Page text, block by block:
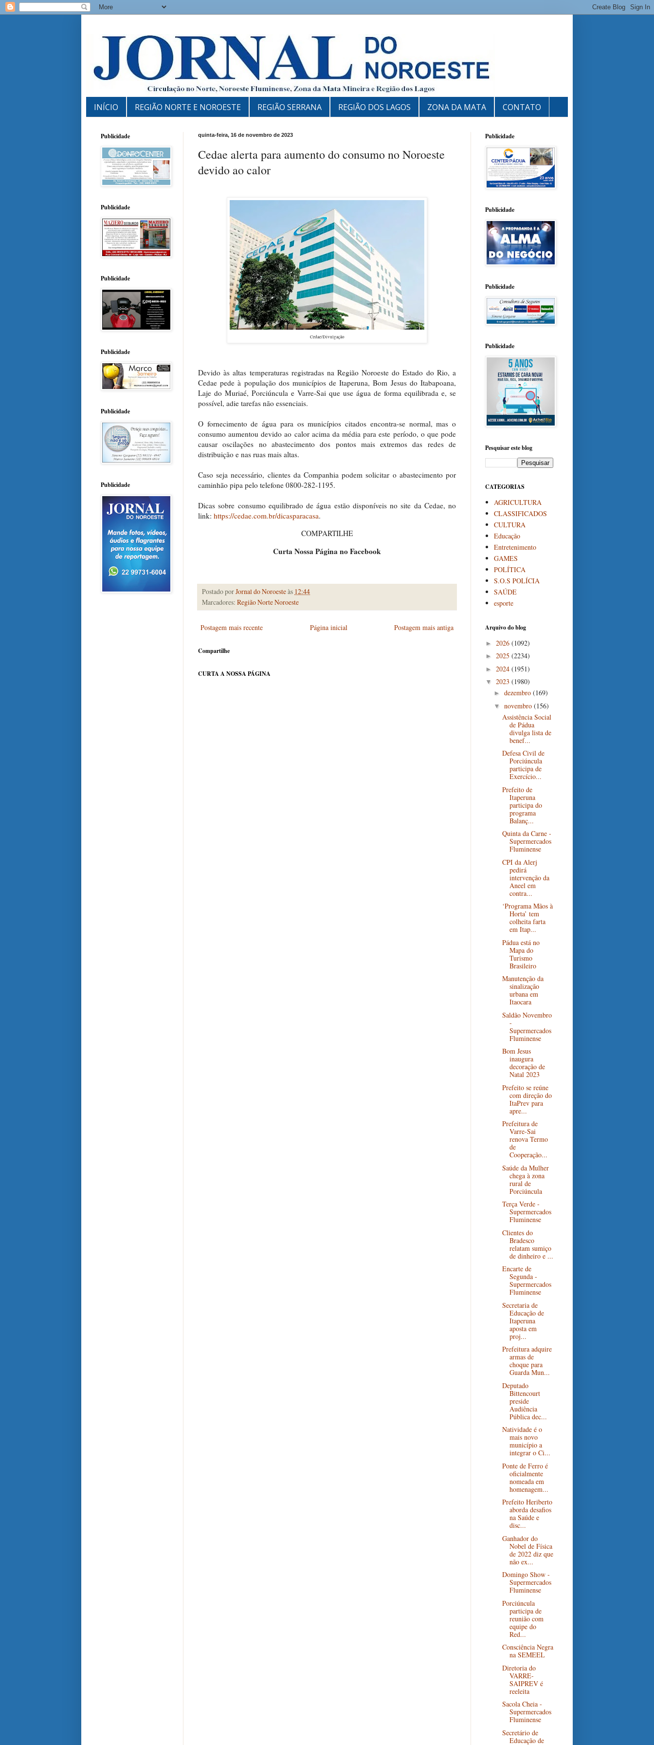
INÍCIO REGIÃO NORTE E NOROESTE REGIÃO SERRANA REGIÃO DOS LAGOS ZONA DA MATA CONTATO
quinta-feira, 16 de novembro de 2023
Cedae alerta para aumento do consumo no Noroeste
devido ao calor
Cedae/Divulgação
Devido às altas temperaturas registradas na Região Noroeste do Estado do Rio, a
Cedae pede à população dos municípios de Itaperuna, Bom Jesus do Itabapoana,
Laje do Muriaé, Porciúncula e Varre-Sai que use água de forma equilibrada e, se
possível, adie tarefas não essenciais.
O fornecimento de água para os municípios citados encontra-se normal, mas o
consumo aumentou devido ao calor acima da média para este período, o que pode
causar oscilações no abastecimento dos pontos mais extremos das redes de
distribuição e nas ruas mais altas.
Caso seja necessário, clientes da Companhia podem solicitar o abastecimento por
caminhão pipa pelo telefone 0800-282-1195.
Dicas sobre consumo equilibrado de água estão disponíveis no site da Cedae, no
link: https://cedae.com.br/dicasparacasa.
COMPARTILHE
Curta Nossa Página no Facebook
Postado porJornal do Noroesteàs 12:44
Marcadores: Região Norte Noroeste
Postagem mais recente Postagem mais antiga
Página inicial
Compartilhe
CURTA A NOSSA PÁGINA
Publicidade
Publicidade
Publicidade
Publicidade
Publicidade
Publicidade
Publicidade
Publicidade
Publicidade
Publicidade
Pesquisar este blog
CATEGORIAS
AGRICULTURA
CLASSIFICADOS
CULTURA
Educação
Entretenimento
GAMES
POLÍTICA
S.O.S POLÍCIA
SAÚDE
esporte
Arquivo do blog
► 2026 (1092)
► 2025 (2234)
► 2024 (1951)
▼ 2023 (1980)
► dezembro (169)
▼ novembro (156)
Assistência Social
de Pádua
divulga lista de
benef...
Defesa Civil de
Porciúncula
participa de
Exercício...
Prefeito de
Itaperuna
participa do
programa
Balanç...
Quinta da Carne -
Supermercados
Fluminense
CPI da Alerj
pedirá
intervenção da
Aneel em
contra...
‘Programa Mãos à
Horta’ tem
colheita farta
em Itap...
Pádua está no
Mapa do
Turismo
Brasileiro
Manutenção da
sinalização
urbana em
Itaocara
Saldão Novembro
-
Supermercados
Fluminense
Bom Jesus
inaugura
decoração de
Natal 2023
Prefeito se reúne
com direção do
ItaPrev para
apre...
Prefeitura de
Varre-Sai
renova Termo
de
Cooperação...
Saúde da Mulher
chega à zona
rural de
Porciúncula
Terça Verde -
Supermercados
Fluminense
Clientes do
Bradesco
relatam sumiço
de dinheiro e ...
Encarte de
Segunda -
Supermercados
Fluminense
Secretaria de
Educação de
Itaperuna
aposta em
proj...
Prefeitura adquire
armas de
choque para
Guarda Mun...
Deputado
Bittencourt
preside
Audiência
Pública dec...
Natividade é o
mais novo
município a
integrar o Ci...
Ponte de Ferro é
oficialmente
nomeada em
homenagem...
Prefeito Heriberto
aborda desafios
na Saúde e
disc...
Ganhador do
Nobel de Física
de 2022 diz que
não ex...
Domingo Show -
Supermercados
Fluminense
Porciúncula
participa de
reunião com
equipe do
Red...
Consciência Negra
na SEMEEL
Diretoria do
VARRE-
SAIPREV é
reeleita
Sacola Cheia -
Supermercados
Fluminense
Secretário de
Educação de